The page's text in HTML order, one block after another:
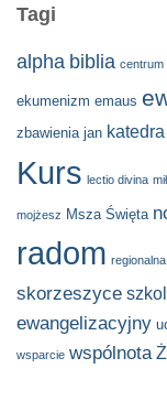
Tagi
alpha biblia centrum
ekumenizm emaus
zbawienia jan katedra
Kurs lectio divina
mojżesz Msza Święta
radom regionalna
skorzeszyce
ewangelizacyjny
wsparcie wspólnota